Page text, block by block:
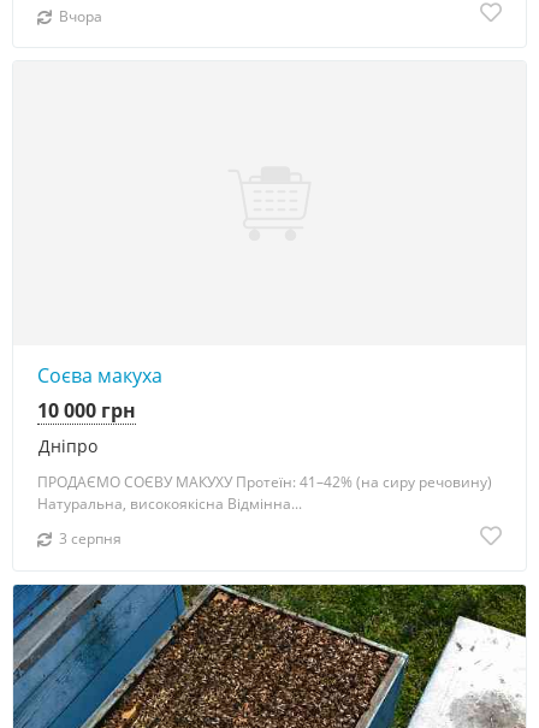
Вчора
Соєва макуха
Дніпро
10 000 грн
ПРОДАЄМО СОЄВУ МАКУХУ Протеїн: 41–42% (на сиру речовину)
Натуральна, високоякісна Відмінна...
3 серпня